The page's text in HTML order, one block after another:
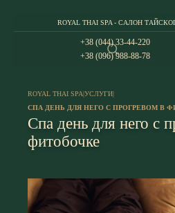
ROYAL THAI SPA - САЛОН
+38 (044) 33-44-220
+38 (096) 988-88-78
ROYAL THAI SPA|УСЛУГИ|
СПА ДЕНЬ ДЛЯ НЕГО С ПРОГРЕВОМ В
Спа день для него с
фитобочке